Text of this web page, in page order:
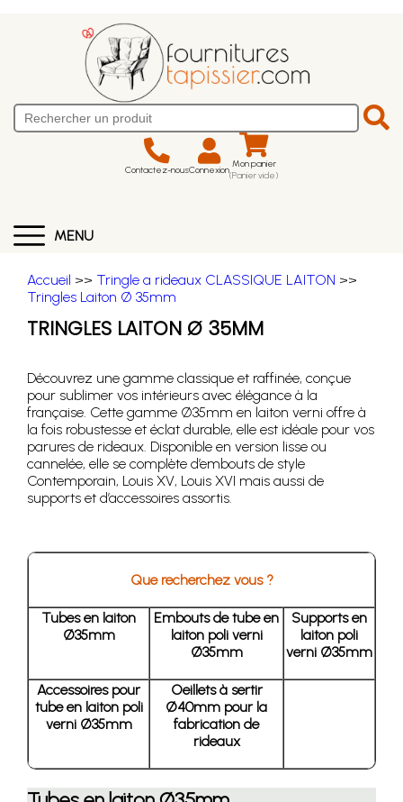
Contactez-nousConnexion Mon panier
(Panier vide)
MENU
Accueil >> Tringle a rideaux CLASSIQUE LAITON >>
Tringles Laiton Ø 35mm
TRINGLES LAITON Ø 35MM
Découvrez une gamme classique et raffinée, conçue
pour sublimer vos intérieurs avec élégance à la
française. Cette gamme Ø35mm en laiton verni offre à
la fois robustesse et éclat durable, elle est idéale pour vos
parures de rideaux. Disponible en version lisse ou
cannelée, elle se complète d’embouts de style
Contemporain, Louis XV, Louis XVI mais aussi de
supports et d’accessoires assortis.
Que recherchez vous ?
Tubes en laiton
Ø35mm
Embouts de tube en
laiton poli verni
Ø35mm
Supports en
laiton poli
verni Ø35mm
Accessoires pour
tube en laiton poli
verni Ø35mm
Oeillets à sertir
Ø40mm pour la
fabrication de
rideaux